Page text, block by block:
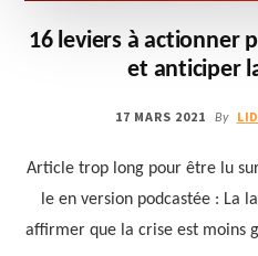
16 leviers à actionner
et anticiper
17 MARS 2021 By
Article trop long pour être lu
le en version podcastée : La
affirmer que la crise est moins